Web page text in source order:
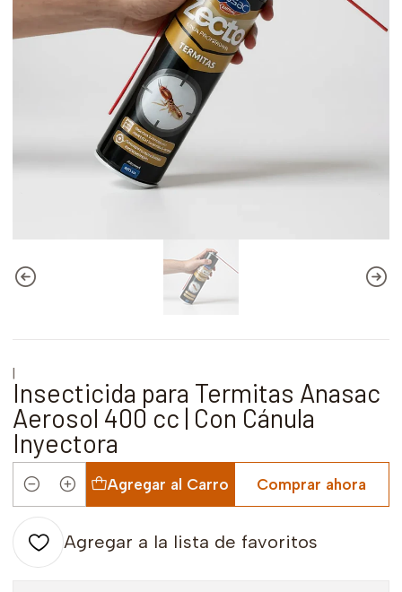
|
Insecticida para Termitas Anasac
Aerosol 400 cc | Con Cánula
Inyectora
Cantidad
Agregar al Carro Comprar ahora
Agregar a la lista de favoritos